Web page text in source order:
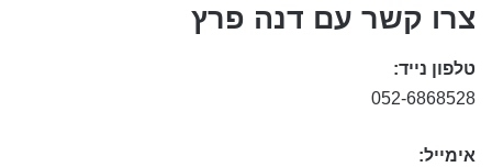
צרו קשר עם דנה פרץ
טלפון נייד:
052-6868528
אימייל: